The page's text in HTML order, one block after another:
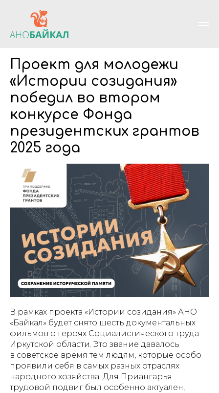
Проект для молодежи
«Истории созидания»
победил во втором
конкурсе Фонда
президентских грантов
2025 года
В рамках проекта «Истории созидания» АНО
«Байкал» будет снято шесть документальных
фильмов о героях Социалистического труда
Иркутской области. Это звание давалось
в советское время тем людям, которые особо
проявили себя в самых разных отраслях
народного хозяйства. Для Приангарья
трудовой подвиг был особенно актуален,